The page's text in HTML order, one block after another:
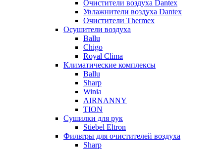
Очистители воздуха Dantex
Увлажнители воздуха Dantex
Очистители Thermex
Осушители воздуха
Ballu
Chigo
Royal Clima
Климатические комплексы
Ballu
Sharp
Winia
AIRNANNY
TION
Сушилки для рук
Stiebel Eltron
Фильтры для очистителей воздуха
Sharp